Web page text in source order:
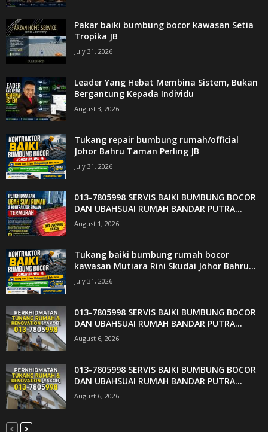
Pakar baiki bumbung bocor kawasan Setia
Tropika JB
July 31, 2026
Leader Yang Hebat Membina Sistem, Bukan
Bergantung Kepada Individu
August 3, 2026
Tukang repair bumbung rumah/official
Johor Bahru Taman Perling JB
July 31, 2026
013-7805998 SERVIS BAIKI BUMBUNG BOCOR
DAN UBAHSUAI RUMAH BANDAR PUTRA...
August 1, 2026
Tukang baiki bumbung rumah bocor
kawasan Mutiara Rini Skudai Johor Bahru...
July 31, 2026
013-7805998 SERVIS BAIKI BUMBUNG BOCOR
DAN UBAHSUAI RUMAH BANDAR PUTRA...
August 6, 2026
013-7805998 SERVIS BAIKI BUMBUNG BOCOR
DAN UBAHSUAI RUMAH BANDAR PUTRA...
August 6, 2026